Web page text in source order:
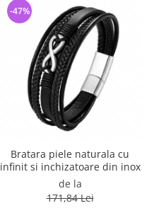
Bratara piele naturala cu
infinit si inchizatoare din inox
de la
171,84 Lei
-47%